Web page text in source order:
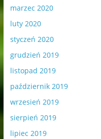
marzec 2020
luty 2020
styczeń 2020
grudzień 2019
listopad 2019
październik 2019
wrzesień 2019
sierpień 2019
lipiec 2019